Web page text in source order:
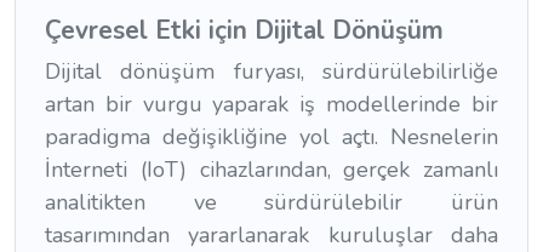
Çevresel Etki için Dijital Dönüşüm
Dijital dönüşüm furyası, sürdürülebilirliğe
artan bir vurgu yaparak iş modellerinde bir
paradigma değişikliğine yol açtı. Nesnelerin
İnterneti (IoT) cihazlarından, gerçek zamanlı
analitikten ve sürdürülebilir ürün
tasarımından yararlanarak kuruluşlar daha